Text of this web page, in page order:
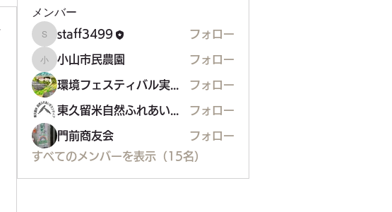
メンバー
staff3499
staff3499 フォロー
小山市民農園
小山市民農園 フォロー
環境フェスティバル実行委員会 フォロー
フォロー
門前商友会
フォロー
すべてのメンバーを表示（15名）